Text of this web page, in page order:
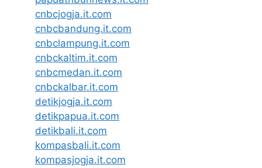
cnbcjogja.it.com
cnbcbandung.it.com
cnbclampung.it.com
cnbckaltim.it.com
cnbcmedan.it.com
cnbckalbar.it.com
detikjogja.it.com
detikpapua.it.com
detikbali.it.com
kompasbali.it.com
kompasjogja.it.com